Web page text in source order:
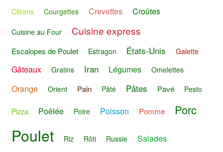
Citrons
Courgettes Crevettes Croûtes
Cuisine au Four Cuisine express
Escalopes de Poulet Estragon États-Unis Galette
Gâteaux Gratins Iran Légumes Omelettes
Orange Orient Pain Pâté Pâtes Pavé Pesto
Pizza Poêlée Poire Poisson Pomme Porc
Poulet Riz Rôti Russie Salades